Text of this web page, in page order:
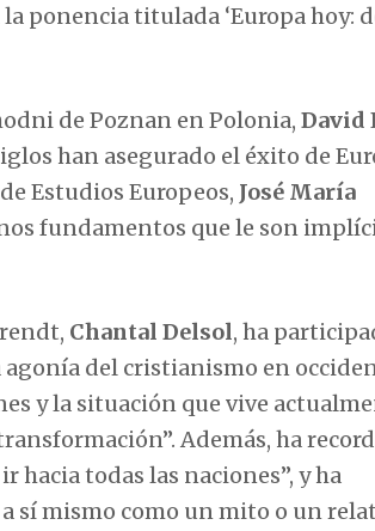
la ponencia titulada ‘Europa hoy:
de Poznan en Polonia, David
han asegurado el éxito de
Estudios Europeos, José María
fundamentos que le son
Chantal Delsol, ha
del cristianismo en
y la situación que vive
Además, ha
todas las naciones”, y ha
sí mismo como un mito o un